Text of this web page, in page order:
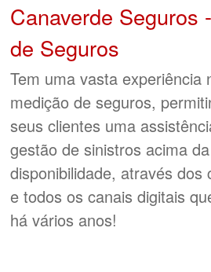
Canaverde Seguros
de Seguros
Tem uma vasta experiência
medição de seguros,
seus clientes uma
gestão de sinistros acima
disponibilidade, através dos
e todos os canais digitais
há vários anos!